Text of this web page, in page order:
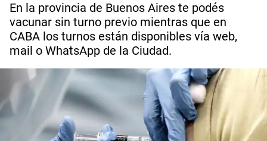
En la provincia de Buenos Aires te podés
vacunar sin turno previo mientras que en
CABA los turnos están disponibles vía web,
mail o WhatsApp de la Ciudad.